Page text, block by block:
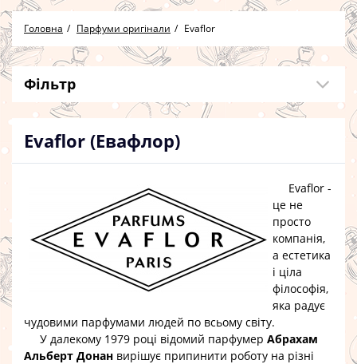
Головна Парфуми оригінали Evaflor
Фільтр
Evaflor (Евафлор)
Evaflor -
це не
просто
компанія,
а естетика
і ціла
філософія,
яка радує
чудовими парфумами людей по всьому світу.
У далекому 1979 році відомий парфумер Абрахам
Альберт Донан вирішує припинити роботу на різні